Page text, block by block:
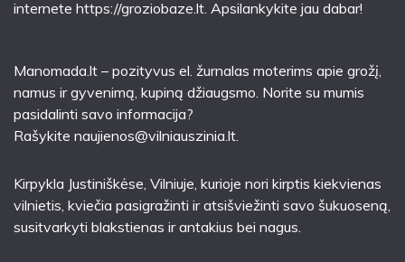
internete https://groziobaze.lt. Apsilankykite jau dabar!
Manomada.lt – pozityvus el. žurnalas moterims apie grožį,
namus ir gyvenimą, kupiną džiaugsmo. Norite su mumis
pasidalinti savo informacija?
Rašykite naujienos@vilniauszinia.lt.
Kirpykla Justiniškėse, Vilniuje, kurioje nori kirptis kiekvienas
vilnietis, kviečia pasigražinti ir atsišviežinti savo šukuoseną,
susitvarkyti blakstienas ir antakius bei nagus.